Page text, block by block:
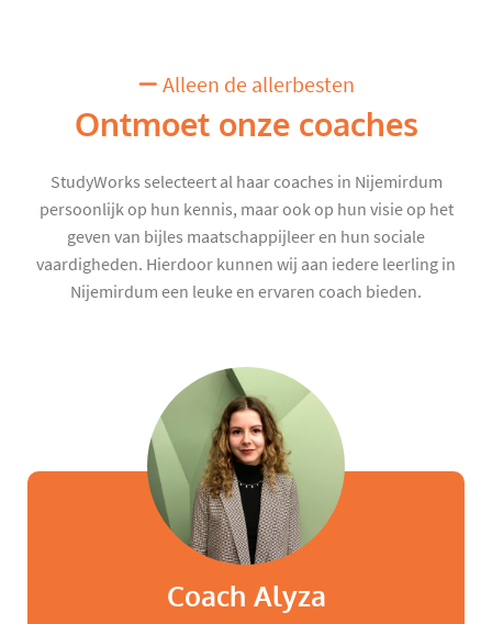
Alleen de allerbesten
Ontmoet onze coaches
StudyWorks selecteert al haar coaches in Nijemirdum
persoonlijk op hun kennis, maar ook op hun visie op het
geven van bijles maatschappijleer en hun sociale
vaardigheden. Hierdoor kunnen wij aan iedere leerling in
Nijemirdum een leuke en ervaren coach bieden.
Coach Alyza